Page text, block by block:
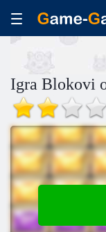
Igra Blokovi